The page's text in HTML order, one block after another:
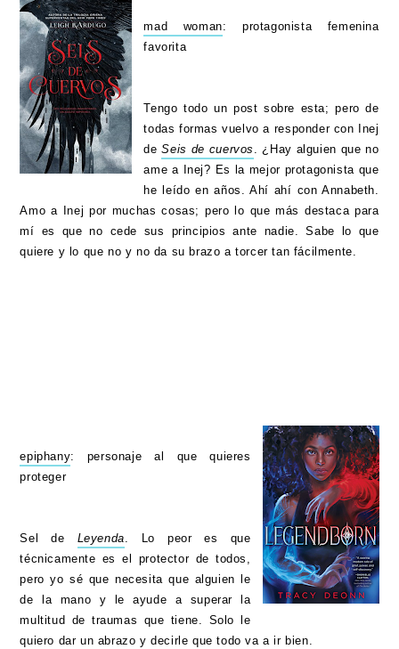
mad woman: protagonista femenina
favorita
Tengo todo un post sobre esta; pero de
todas formas vuelvo a responder con Inej
deSeis de cuervos . ¿Hay alguien que no
ame a Inej? Es la mejor protagonista que
he leído en años. Ahí ahí con Annabeth.
Amo a Inej por muchas cosas; pero lo que más destaca para
mí es que no cede sus principios ante nadie. Sabe lo que
quiere y lo que no y no da su brazo a torcer tan fácilmente.
epiphany: personaje al que quieres
proteger
Sel de Leyenda. Lo peor es que
técnicamente es el protector de todos,
pero yo sé que necesita que alguien le
de la mano y le ayude a superar la
multitud de traumas que tiene. Solo le
quiero dar un abrazo y decirle que todo va a ir bien.